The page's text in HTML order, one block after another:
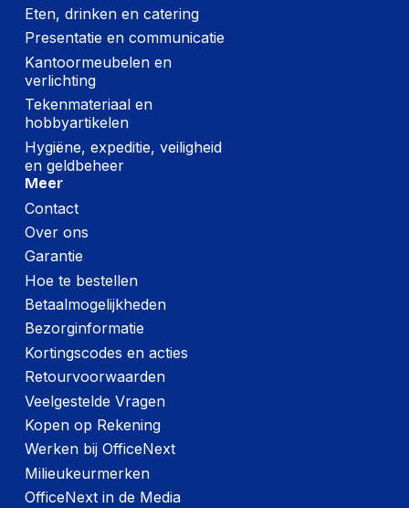
Lengte (cm)
38 cm
Nettogewicht
omdoos
Netto gewicht
kartonnen doos
15,500 g
Brutogewicht
buitenverpakking
(Buitenste)
hoofdverpakking
hoogte
(Buitenste)
hoofdverpakking
lengte
(Buitenste)
hoofdverpakking
breedte
Aantal per
(buitenste)
hoofdverpakking
Eten, drinken en catering
Presentatie en communicatie
Kantoormeubelen en
verlichting
Tekenmateriaal en
hobbyartikelen
Hygiëne, expeditie, veiligheid
en geldbeheer
Meer
Contact
Over ons
Garantie
Hoe te bestellen
Betaalmogelijkheden
Bezorginformatie
Kortingscodes en acties
Retourvoorwaarden
Veelgestelde Vragen
Kopen op Rekening
Werken bij OfficeNext
Milieukeurmerken
OfficeNext in de Media